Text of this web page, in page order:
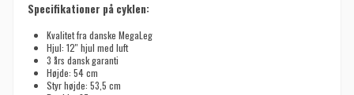
Specifikationer på cyklen:
Kvalitet fra danske MegaLeg
Hjul: 12'' hjul med luft
3 års dansk garanti
Højde: 54 cm
Styr højde: 53,5 cm